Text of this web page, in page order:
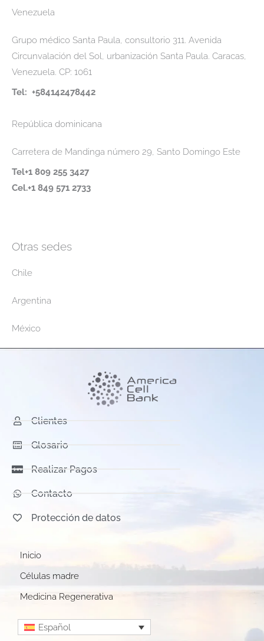
Venezuela
Grupo médico Santa Paula, consultorio 311. Avenida
Circunvalación del Sol, urbanización Santa Paula. Caracas,
Venezuela. CP: 1061
Tel: +584142478442
República dominicana
Carretera de Mandinga número 29, Santo Domingo Este
Tel+1 809 255 3427
Cel.+1 849 571 2733
Otras sedes
Chile
Argentina
México
Clientes
Glosario
Realizar Pagos
Contacto
Protección de datos
Inicio
Células madre
Medicina Regenerativa
Español